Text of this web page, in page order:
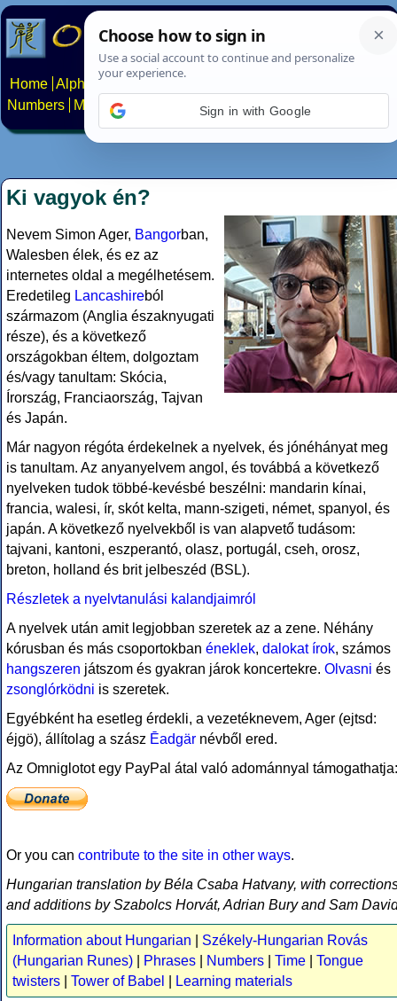
Home Alphabets Constructed scripts
Numbers
Multilingual Pages Search News About
Ki vagyok én?
Nevem Simon Ager, Bangorban,
Walesben élek, és ez az
internetes oldal a megélhetésem.
Eredetileg Lancashireból
származom (Anglia északnyugati
része), és a következő
országokban éltem, dolgoztam
és/vagy tanultam: Skócia,
Írország, Franciaország, Tajvan
és Japán.
Már nagyon régóta érdekelnek a nyelvek, és jónéhányat meg
is tanultam. Az anyanyelvem angol, és továbbá a következő
nyelveken tudok többé-kevésbé beszélni: mandarin kínai,
francia, walesi, ír, skót kelta, mann-szigeti, német, spanyol, és
japán. A következő nyelvekből is van alapvető tudásom:
tajvani, kantoni, eszperantó, olasz, portugál, cseh, orosz,
breton, holland és brit jelbeszéd (BSL).
Részletek a nyelvtanulási kalandjaimról
A nyelvek után amit legjobban szeretek az a zene. Néhány
kórusban és más csoportokban éneklek, dalokat írok, számos
hangszeren játszom és gyakran járok koncertekre. Olvasni és
zsonglórködni is szeretek.
Egyébként ha esetleg érdekli, a vezetéknevem, Ager (ejtsd:
éjgö), állítolag a szász Ēadgär névből ered.
Az Omniglotot egy PayPal átal való adománnyal támogathatja:
Or you can contribute to the site in other ways.
Hungarian translation by Béla Csaba Hatvany, with
and additions by Szabolcs Horvát, Adrian Bury and Sam
Information about Hungarian
Székely-Hungarian Rovás
(Hungarian Runes)
Phrases Numbers Time
Tongue
twisters
Tower of Babel Learning materials
Sign in with Google